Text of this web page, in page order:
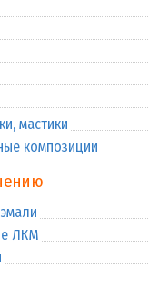
мастики
композиции
ЛКМ